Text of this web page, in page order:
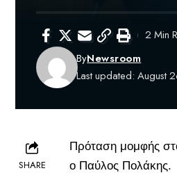
Last updated: August
ByNewsroom
2 Min
SHARE
Πρόταση μομφής
ο Παύλος Πολάκης.